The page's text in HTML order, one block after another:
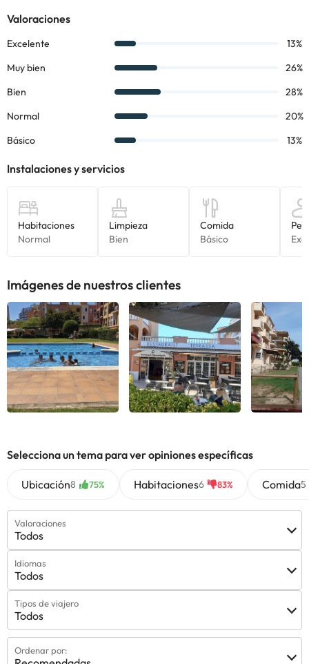
y está totalmente equipada con nevera, microondas, cafetera,
ducha o bañera.
con 2 habitaciones con dos camas individuales o una cama doble
en cada una, en el salón-comedor disponen de dos sofás cama
con nevera, microondas, cafetera, menaje básico, mesas y sillas.
La Playa de Empuriabrava se encuentra a 280 metros del
natural de los Aiguamolls de l'Empordà, que está a tan solo
y turísticas de la zona como: Roses, Cadaqués, el Port de la Selva,
l'Escala o l'Estartit.
Empuriabrava se caracteriza por ser considerada una pequeña
Reserva en los Apartamentos Comte d'Empúries 2 llaves
disfruta de unos días en la pequeña Venecia de la Costa Brava.
Algunos de los servicios detallados pueden ser de pago. Puedes
consultar sus tarifas directamente en el establecimiento. Toda la
información de esta ficha está sujeta a cambios por parte del
alojamiento. Si tienes dudas, contáctanos.
Imágenes de nuestros clientes
Selecciona un tema para ver opiniones específicas
Ubicación8 75% Habitaciones6 83% Comida5
Valoraciones
Todos
Idiomas
Todos
Tipos de viajero
Todos
Ordenar por: